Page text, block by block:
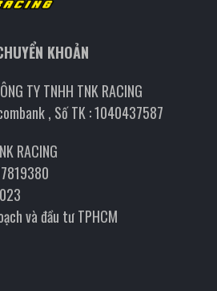
KHOẢN
TY TNHH TNK RACING
, Số TK : 1040437587
RACING
và đầu tư TPHCM